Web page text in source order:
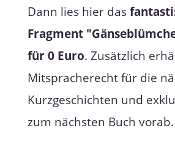
Dann lies hier das
Fragment
für 0 Euro. Zusätzlich
Mitspracherecht für die
Kurzgeschichten und
zum nächsten Buch vorab.